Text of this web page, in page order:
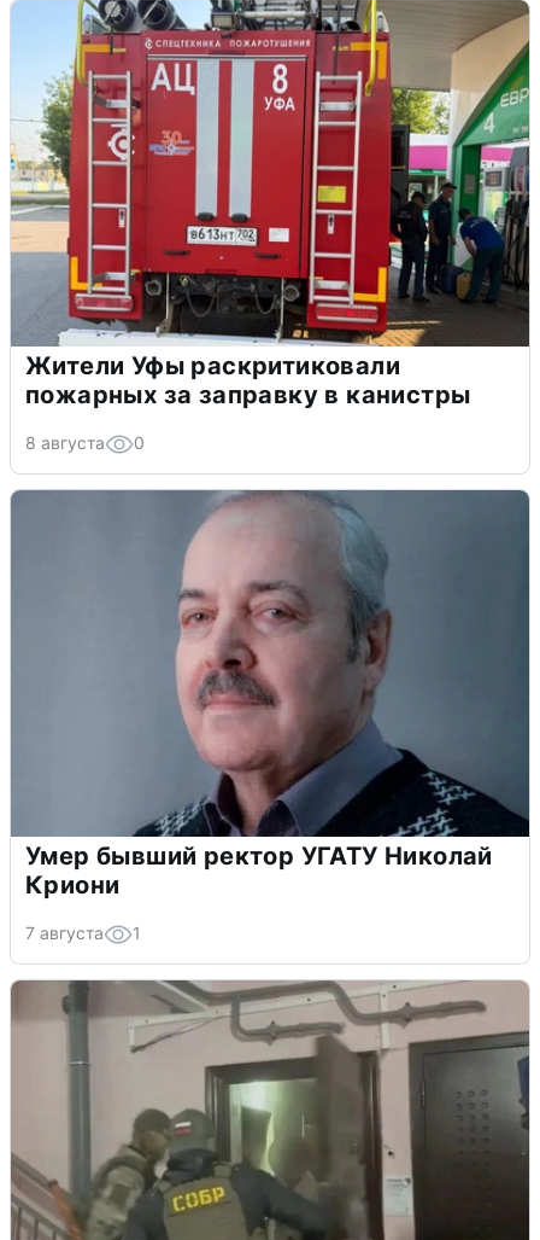
Жители Уфы раскритиковали
пожарных за заправку в канистры
8 августа 0
Умер бывший ректор УГАТУ Николай
Криони
7 августа 1